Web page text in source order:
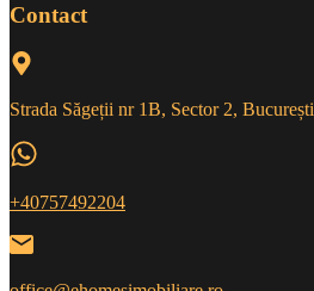
Contact
Strada Săgeții nr 1B, Sector 2, București
+40757492204